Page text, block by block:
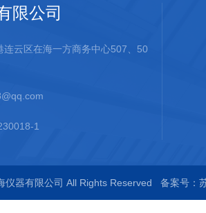
限公司
连云区在海一方商务中心507、50
1
仪器有限公司 All Rights Reserved 备案号：